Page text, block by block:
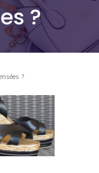
?
?